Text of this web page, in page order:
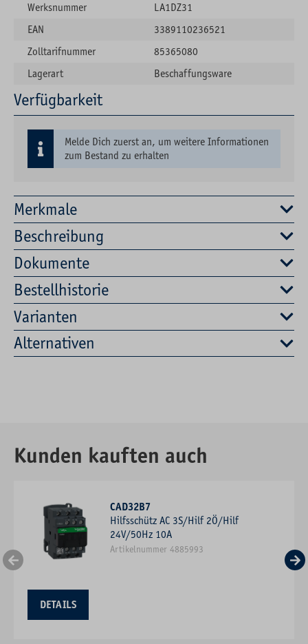
Merkmale
Beschreibung
Dokumente
Bestellhistorie
Varianten
Alternativen
Werksnummer
LA1DZ31
EAN
3389110236521
Zolltarifnummer
85365080
Lagerart
Beschaffungsware
Verfügbarkeit
Melde Dich zuerst an, um weitere Informationen
zum Bestand zu erhalten
Kunden kauften auch
CAD32B7
Hilfsschütz AC 3S/Hilf 2Ö/Hilf
24V/50Hz 10A
Artikelnummer 4885993
DETAILS